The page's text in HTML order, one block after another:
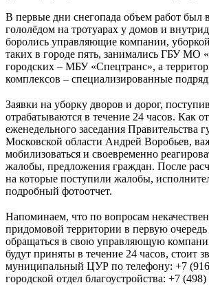
В первые дни снегопада объем работ
гололёдом на тротуарах у домов и
боролись управляющие компании,
таких в городе пять, занимались ГБУ МО
городских – МБУ «Спецтранс», а
комплексов – специализированные
Заявки на уборку дворов и дорог,
отрабатываются в течение 24 часов. Как
еженедельного заседания Правительства
Московской области Андрей Воробьев,
мобилизоваться и своевременно
жалобы, предложения граждан. После
на которые поступили жалобы,
подробный фотоотчет.
Напоминаем, что по вопросам
придомовой территории в первую
обращаться в свою управляющую
будут приняты в течение 24 часов, стоит
муниципальный ЦУР по телефону: +7
городской отдел благоустройства: +7